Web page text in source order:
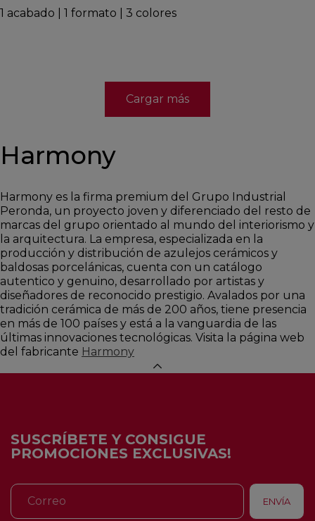
1 acabado 1 formato 3 colores
Cargar más
Harmony
Harmony es la firma premium del Grupo Industrial
Peronda, un proyecto joven y diferenciado del resto de
marcas del grupo orientado al mundo del interiorismo y
la arquitectura. La empresa, especializada en la
producción y distribución de azulejos cerámicos y
baldosas porcelánicas, cuenta con un catálogo
autentico y genuino, desarrollado por artistas y
diseñadores de reconocido prestigio. Avalados por una
tradición cerámica de más de 200 años, tiene presencia
en más de 100 países y está a la vanguardia de las
últimas innovaciones tecnológicas. Visita la página web
del fabricante Harmony
SUSCRÍBETE Y CONSIGUE
PROMOCIONES EXCLUSIVAS!